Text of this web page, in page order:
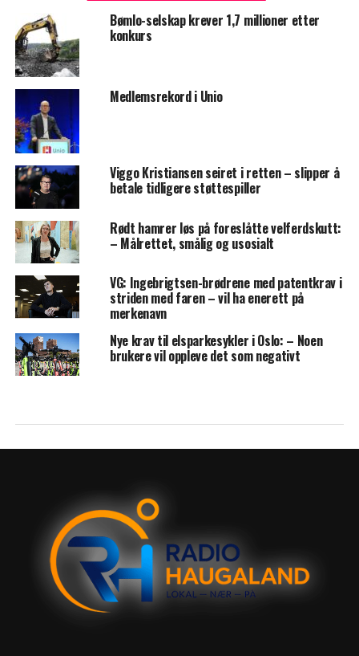
Bømlo-selskap krever 1,7 millioner etter
konkurs
Medlemsrekord i Unio
Viggo Kristiansen seiret i retten – slipper å
betale tidligere støttespiller
Rødt hamrer løs på foreslåtte velferdskutt:
– Målrettet, smålig og usosialt
VG: Ingebrigtsen-brødrene med patentkrav i
striden med faren – vil ha enerett på
merkenavn
Nye krav til elsparkesykler i Oslo: – Noen
brukere vil oppleve det som negativt